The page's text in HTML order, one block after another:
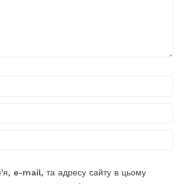
e-mail, та адресу сайту в цьому